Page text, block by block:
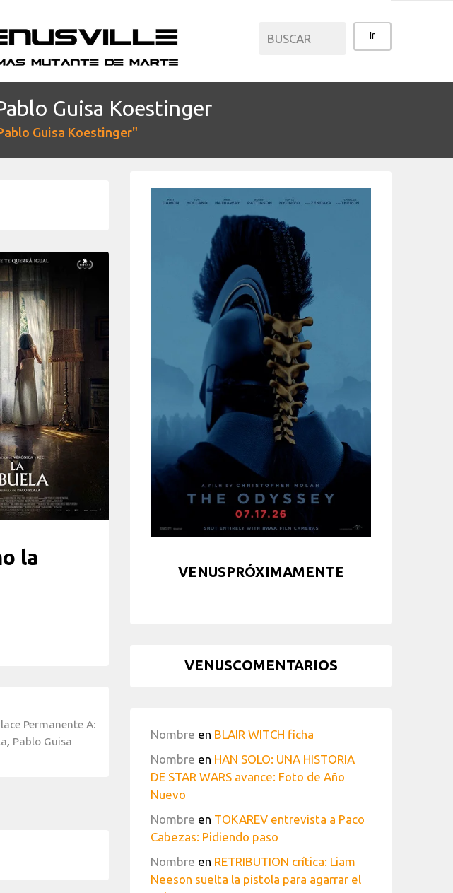
Guisa Koestinger
Guisa Koestinger"
la
Permanente A:
, Pablo Guisa
VENUSPRÓXIMAMENTE
VENUSCOMENTARIOS
Nombre en BLAIR WITCH ficha
Nombre en HAN SOLO: UNA HISTORIA
DE STAR WARS avance: Foto de Año
Nuevo
Nombre en TOKAREV entrevista a Paco
Cabezas: Pidiendo paso
Nombre en RETRIBUTION crítica: Liam
Neeson suelta la pistola para agarrar el
CATEGORÍAS